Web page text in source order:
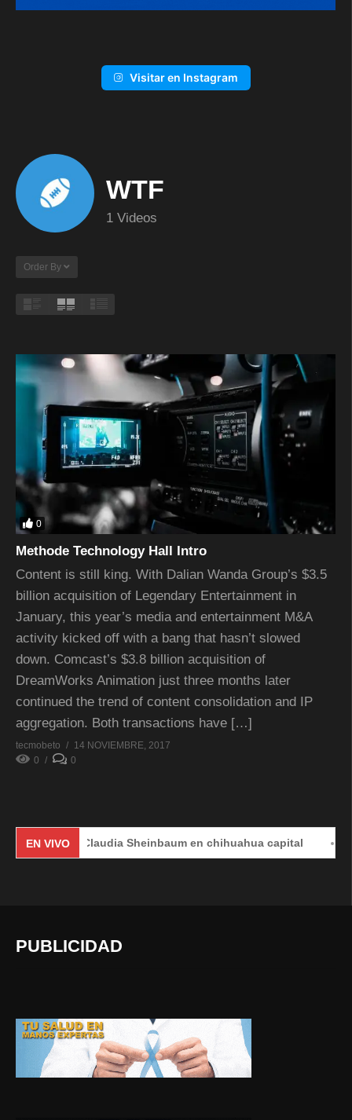
Visitar en Instagram
WTF
1 Videos
Order By
0
Methode Technology Hall Intro
Content is still king. With Dalian Wanda Group’s $3.5
billion acquisition of Legendary Entertainment in
January, this year’s media and entertainment M&A
activity kicked off with a bang that hasn’t slowed
down. Comcast’s $3.8 billion acquisition of
DreamWorks Animation just three months later
continued the trend of content consolidation and IP
aggregation. Both transactions have […]
tecmobeto
14 NOVIEMBRE, 2017
0
0
EN VIVOClaudia Sheinbaum en chihuahua capital
PUBLICIDAD